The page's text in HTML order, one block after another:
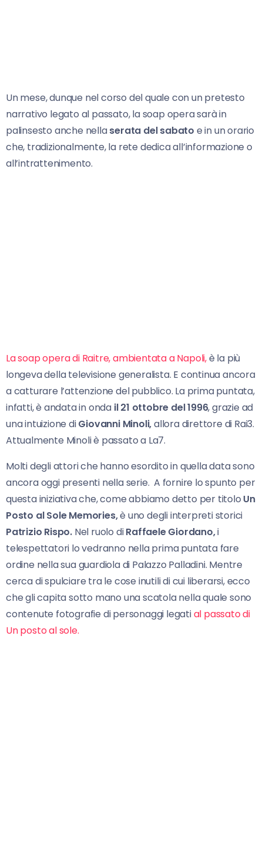
Un mese, dunque nel corso del quale con un pretesto
narrativo legato al passato, la soap opera sarà in
palinsesto anche nellaserata del sabato e in un orario
che, tradizionalmente, la rete dedica all’informazione o
all’intrattenimento.
La soap opera di Raitre, ambientata a Napoli,è la più
longeva della televisione generalista. E continua ancora
a catturare l’attenzione del pubblico. La prima puntata,
infatti, è andata in onda il 21 ottobre del 1996, grazie ad
una intuizione diGiovanni Minoli,allora direttore di Rai3.
Attualmente Minoli è passato a La7.
Molti degli attori che hanno esordito in quella data sono
ancora oggi presenti nella serie. A fornire lo spunto per
questa iniziativa che, come abbiamo detto per titolo Un
Posto al Sole Memories,è uno degli interpreti storici
Patrizio Rispo. Nel ruolo diRaffaele Giordano,i
telespettatori lo vedranno nella prima puntata fare
ordine nella sua guardiola di Palazzo Palladini. Mentre
cerca di spulciare tra le cose inutili di cui liberarsi, ecco
che gli capita sotto mano una scatola nella quale sono
contenute fotografie di personaggi legatial passato di
Un posto al sole.